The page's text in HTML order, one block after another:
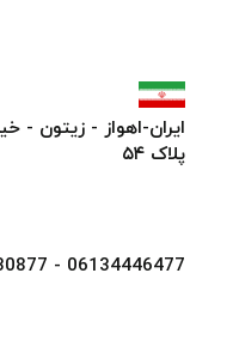
ایران-اهواز - زیتون -
پلاک ۵۴
06134446477 - 06134430877